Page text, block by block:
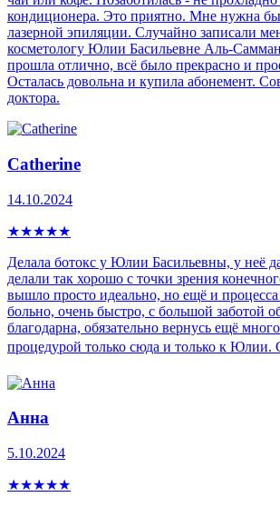
кондиционера. Это приятно. Мне нужна
лазерной эпиляции. Случайно записали
косметологу Юлии Басильевне Аль-
прошла отлично, всё было прекрасно и
Осталась довольна и купила абонемент.
доктора.
Catherine
14.10.2024
★★★★★
Делала ботокс у Юлии Басильевны, у неё
делали так хорошо с точки зрения
вышло просто идеально, но ещё и
больно, очень быстро, с большой заботой
благодарна, обязательно вернусь ещё
процедурой только сюда и только к
Анна
5.10.2024
★★★★★